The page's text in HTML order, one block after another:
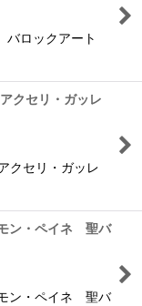
ロックアート
セリ・ガッレ
セリ・ガッレ
ン・ペイネ 聖バ
ン・ペイネ 聖バ